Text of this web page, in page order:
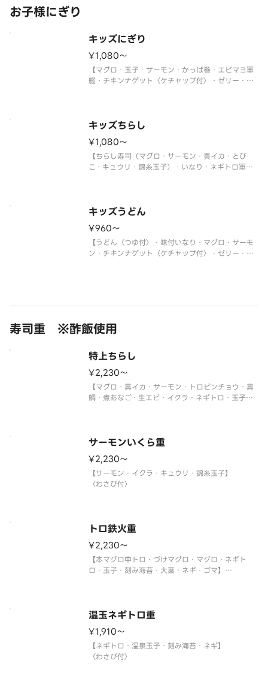
お子様にぎり
キッズにぎり
¥1,080〜
【マグロ・玉子・サーモン・かっぱ巻・エビマヨ軍
艦・チキンナゲット〈ケチャップ付〉・ゼリー・ジ
キッズちらし
¥1,080〜
【ちらし寿司（マグロ・サーモン・真イカ・とび
こ・キュウリ・錦糸玉子）・いなり・ネギトロ軍
※使い捨て容器でお届けします。
キッズうどん
¥960〜
【うどん〈つゆ付〉・味付いなり・マグロ・サーモ
ン・チキンナゲット〈ケチャップ付〉・ゼリー・ジ
寿司重 ※酢飯使用
特上ちらし
¥2,230〜
【マグロ・真イカ・サーモン・トロビンチョウ・真
鯛・煮あなご・生エビ・イクラ・ネギトロ・玉子・
サーモンいくら重
¥2,230〜
【サーモン・イクラ・キュウリ・錦糸玉子】
〈わさび付〉
トロ鉄火重
¥2,230〜
【本マグロ中トロ・づけマグロ・マグロ・ネギト
ロ・玉子・刻み海苔・大葉・ネギ・ゴマ】
温玉ネギトロ重
¥1,910〜
【ネギトロ・温泉玉子・刻み海苔・ネギ】
〈わさび付〉